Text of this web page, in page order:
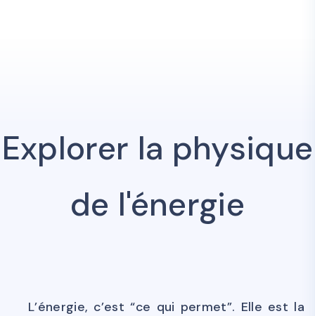
Explorer la physique
de l'énergie
L’énergie, c’est “ce qui permet”. Elle est la